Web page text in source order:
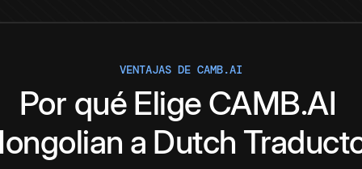
VENTAJAS DE CAMB.AI
Por qué Elige CAMB.AI
a Dutch